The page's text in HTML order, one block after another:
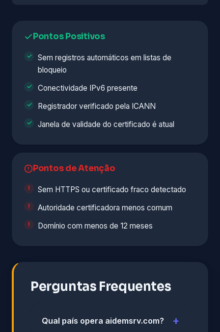
Pontos Positivos
Sem registros automáticos em listas de
bloqueio
Conectividade IPv6 presente
Registrador verificado pela ICANN
Janela de validade do certificado é atual
Pontos de Atenção
Sem HTTPS ou certificado fraco detectado
Autoridade certificadora menos comum
Domínio com menos de 12 meses
Perguntas Frequentes
Qual país opera aidemsrv.com?